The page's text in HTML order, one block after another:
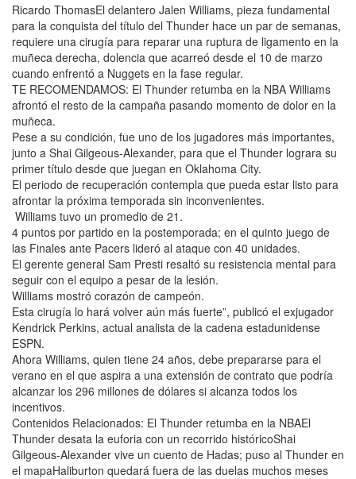
Ricardo ThomasEl delantero Jalen Williams, pieza fundamental
para la conquista del título del Thunder hace un par de semanas,
requiere una cirugía para reparar una ruptura de ligamento en la
muñeca derecha, dolencia que acarreó desde el 10 de marzo
cuando enfrentó a Nuggets en la fase regular.
TE RECOMENDAMOS: El Thunder retumba en la NBA Williams
afrontó el resto de la campaña pasando momento de dolor en la
muñeca.
Pese a su condición, fue uno de los jugadores más importantes,
junto a Shai Gilgeous-Alexander, para que el Thunder lograra su
primer título desde que juegan en Oklahoma City.
El periodo de recuperación contempla que pueda estar listo para
afrontar la próxima temporada sin inconvenientes.
Williams tuvo un promedio de 21.
4 puntos por partido en la postemporada; en el quinto juego de
las Finales ante Pacers lideró al ataque con 40 unidades.
El gerente general Sam Presti resaltó su resistencia mental para
seguir con el equipo a pesar de la lesión.
Williams mostró corazón de campeón.
Esta cirugía lo hará volver aún más fuerte”, publicó el exjugador
Kendrick Perkins, actual analista de la cadena estadunidense
ESPN.
Ahora Williams, quien tiene 24 años, debe prepararse para el
verano en el que aspira a una extensión de contrato que podría
alcanzar los 296 millones de dólares si alcanza todos los
incentivos.
Contenidos Relacionados: El Thunder retumba en la NBAEl
Thunder desata la euforia con un recorrido históricoShai
Gilgeous-Alexander vive un cuento de Hadas; puso al Thunder en
el mapaHaliburton quedará fuera de las duelas muchos meses